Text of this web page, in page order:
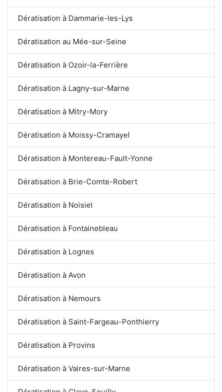
Dératisation à Dammarie-les-Lys
Dératisation au Mée-sur-Seine
Dératisation à Ozoir-la-Ferrière
Dératisation à Lagny-sur-Marne
Dératisation à Mitry-Mory
Dératisation à Moissy-Cramayel
Dératisation à Montereau-Fault-Yonne
Dératisation à Brie-Comte-Robert
Dératisation à Noisiel
Dératisation à Fontainebleau
Dératisation à Lognes
Dératisation à Avon
Dératisation à Nemours
Dératisation à Saint-Fargeau-Ponthierry
Dératisation à Provins
Dératisation à Vaires-sur-Marne